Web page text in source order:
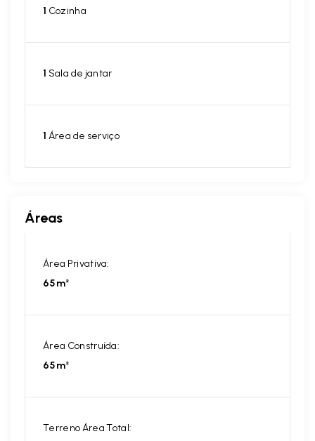
1 Cozinha
1 Sala de jantar
1 Área de serviço
Áreas
Área Privativa:
65m²
Área Construída:
65m²
Terreno Área Total: